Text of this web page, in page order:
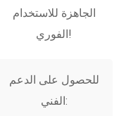
الجاهزة للاستخدام
الفوري!
للحصول على الدعم
الفني: